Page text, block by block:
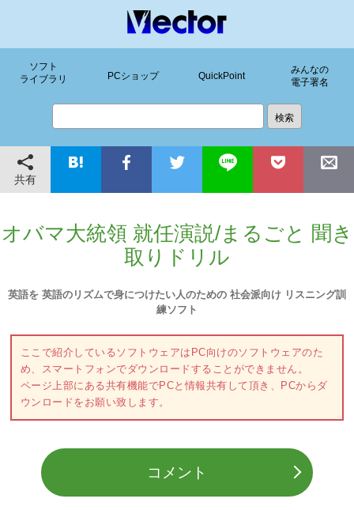
ソフト
ライブラリ
PCショップ QuickPoint
みんなの
電子署名
共有
オバマ大統領 就任演説/まるごと 聞き
取りドリル
英語を 英語のリズムで身につけたい人のための 社会派向け リスニング訓
練ソフト
ここで紹介しているソフトウェアはPC向けのソフトウェアのた
め、スマートフォンでダウンロードすることができません。
ページ上部にある共有機能でPCと情報共有して頂き、PCからダ
ウンロードをお願い致します。
コメント